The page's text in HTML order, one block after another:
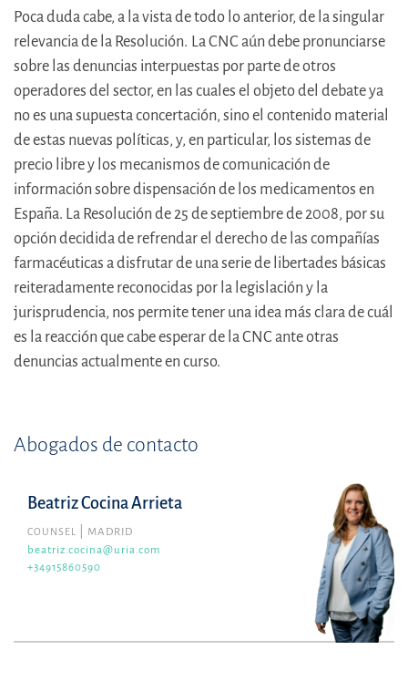
Poca duda cabe, a la vista de todo lo anterior, de la singular
relevancia de la Resolución. La CNC aún debe pronunciarse
sobre las denuncias interpuestas por parte de otros
operadores del sector, en las cuales el objeto del debate ya
no es una supuesta concertación, sino el contenido material
de estas nuevas políticas, y, en particular, los sistemas de
precio libre y los mecanismos de comunicación de
información sobre dispensación de los medicamentos en
España. La Resolución de 25 de septiembre de 2008, por su
opción decidida de refrendar el derecho de las compañías
farmacéuticas a disfrutar de una serie de libertades básicas
reiteradamente reconocidas por la legislación y la
jurisprudencia, nos permite tener una idea más clara de cuál
es la reacción que cabe esperar de la CNC ante otras
denuncias actualmente en curso.
Abogados de contacto
Beatriz Cocina Arrieta
COUNSEL
MADRID
beatriz.cocina@uria.com
+34915860590